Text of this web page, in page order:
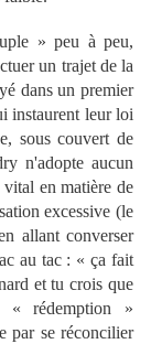
» peu à peu,
un trajet de la
dans un premier
instaurent leur loi
sous couvert de
n'adopte aucun
en matière de
excessive (le
allant converser
au tac : « ça fait
et tu crois que
rédemption »
par se réconcilier